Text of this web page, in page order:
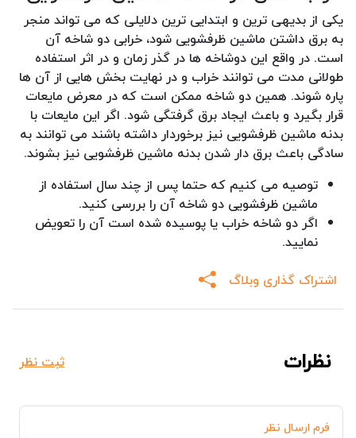
یکی از بدیهی ترین و ابتدایی ترین دلایلی که می تواند منجر
به برق داشتن ماشین ظرفشویی شود، خرابی دو شاخه آن
است. در واقع این دوشاخه ها در گذر زمان و در اثر استفاده
طولانی مدت می توانند خراب و در نهایت بخش هایی از آن ها
پاره شوند. همین دو شاخه ممکن است که در معرض مایعات
قرار بگیرد و باعث ایجاد برق گرفتگی شود. اگر این مایعات با
بدنه ماشین ظرفشویی نیز برخوردار داشته باشند می توانند به
سادگی باعث برق دار شدن بدنه ماشین ظرفشویی نیز بشوند.
توصیه می کنیم که حتما پس از چند سال استفاده از
ماشین ظرفشویی دو شاخه آن را بررسی کنید.
اگر دو شاخه خراب یا پوسیده شده است آن را تعویض
نمایید.
اشتراک گذاری وبلاگ
نظرات ثبت نظر
فرم ارسال نظر